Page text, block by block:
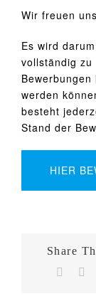
Wir freuen
Es wird
vollständig
werden
besteht
Stand der
HIER
Share